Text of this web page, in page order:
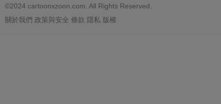
©2024 cartoonxzoon.com. All Rights Reserved.
關於我們 政策與安全 條款 隱私 版權